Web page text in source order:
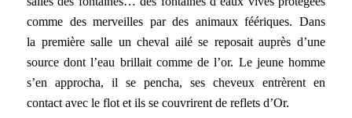
comme des merveilles par des animaux féériques. Dans
la première salle un cheval ailé se reposait auprès d’une
source dont l’eau brillait comme de l’or. Le jeune homme
s’en approcha, il se pencha, ses cheveux entrèrent en
contact avec le flot et ils se couvrirent de reflets d’Or.